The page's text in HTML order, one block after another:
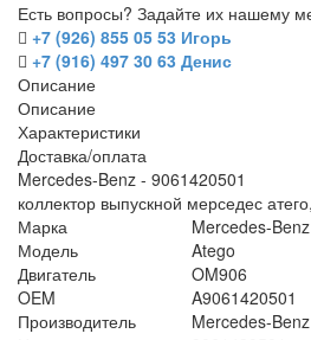
Есть вопросы? Задайте их нашему
+7 (926) 855 05 53 Игорь
+7 (916) 497 30 63 Денис
Описание
Описание
Характеристики
Доставка/оплата
Mercedes-Benz - 9061420501
коллектор выпускной мерседес
Марка
Mercedes-Benz
Модель
Atego
Двигатель
OM906
OEM
A9061420501
Производитель
Mercedes-Benz